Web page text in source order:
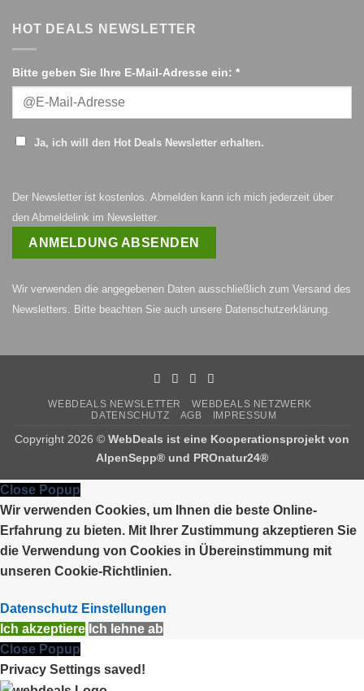
HOT DEALS NEWSLETTER
Bitte geben Sie Ihre E-Mail-Adresse ein: *
Ja, ich will den Hot Deals Newsletter erhalten.
Der Newsletter ist kostenlos. Abmelden kann ich mich jederzeit über
den Abmeldelink im Newsletter.
Wir verwenden die angegebenen Daten ausschließlich zum Versand des
Newsletters. Bitte beachten Sie auch unsere Datenschutzerklärung
WEBDEALS NEWSLETTER
WEBDEALS NETZWERK
DATENSCHUTZ
AGB IMPRESSUM
Copyright 2026 © WebDeals ist eine Kooperationsprojekt von
AlpenSepp® und PROnatur24®
Close Popup
Wir verwenden Cookies, um Ihnen die beste Online-
Erfahrung zu bieten. Mit Ihrer Zustimmung akzeptieren Sie
die Verwendung von Cookies in Übereinstimmung mit
unseren Cookie-Richtlinien.
Datenschutz Einstellungen
Ich akzeptiere Ich lehne ab
Close Popup
Privacy Settings saved!